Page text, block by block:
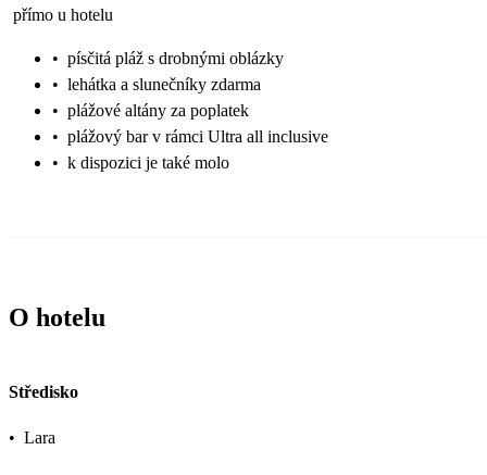
přímo u hotelu
• písčitá pláž s drobnými oblázky
• lehátka a slunečníky zdarma
• plážové altány za poplatek
• plážový bar v rámci Ultra all inclusive
• k dispozici je také molo
O hotelu
Středisko
• Lara